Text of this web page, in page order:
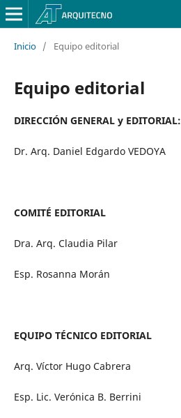
Inicio / Equipo editorial
Equipo editorial
DIRECCIÓN GENERAL y EDITORIAL:
Dr. Arq. Daniel Edgardo VEDOYA
COMITÉ EDITORIAL
Dra. Arq. Claudia Pilar
Esp. Rosanna Morán
EQUIPO TÉCNICO EDITORIAL
Arq. Víctor Hugo Cabrera
Esp. Lic. Verónica B. Berrini